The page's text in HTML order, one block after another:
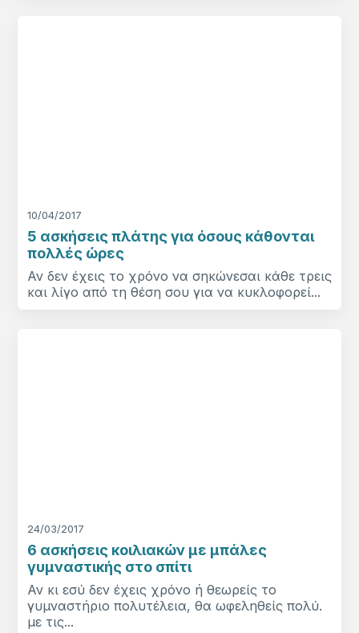
10/04/2017
5 ασκήσεις πλάτης για όσους κάθονται
πολλές ώρες
Αν δεν έχεις το χρόνο να σηκώνεσαι κάθε τρεις
και λίγο από τη θέση σου για να κυκλοφορεί...
24/03/2017
6 ασκήσεις κοιλιακών με μπάλες
γυμναστικής στο σπίτι
Αν κι εσύ δεν έχεις χρόνο ή θεωρείς το
γυμναστήριο πολυτέλεια, θα ωφεληθείς πολύ.
με τις...